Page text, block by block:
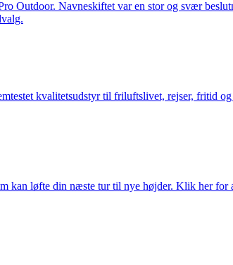
Outdoor. Navneskiftet var en stor og svær
kvalitetsudstyr til friluftslivet, rejser, fritid
kan løfte din næste tur til nye højder. Klik her for